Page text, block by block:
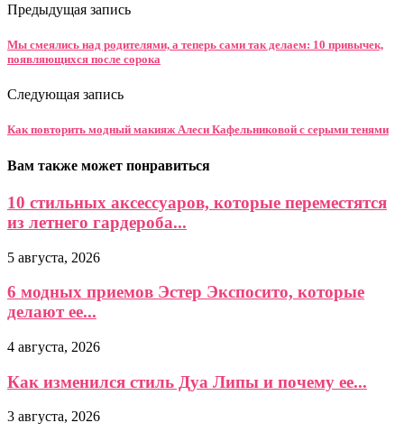
Предыдущая запись
Мы смеялись над родителями, а теперь сами так делаем: 10 привычек,
появляющихся после сорока
Следующая запись
Как повторить модный макияж Алеси Кафельниковой с серыми тенями
Вам также может понравиться
10 стильных аксессуаров, которые переместятся
из летнего гардероба...
5 августа, 2026
6 модных приемов Эстер Экспосито, которые
делают ее...
4 августа, 2026
Как изменился стиль Дуа Липы и почему ее...
3 августа, 2026